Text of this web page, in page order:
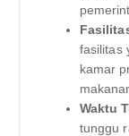
fasilitas
kamar
Waktu
tunggu